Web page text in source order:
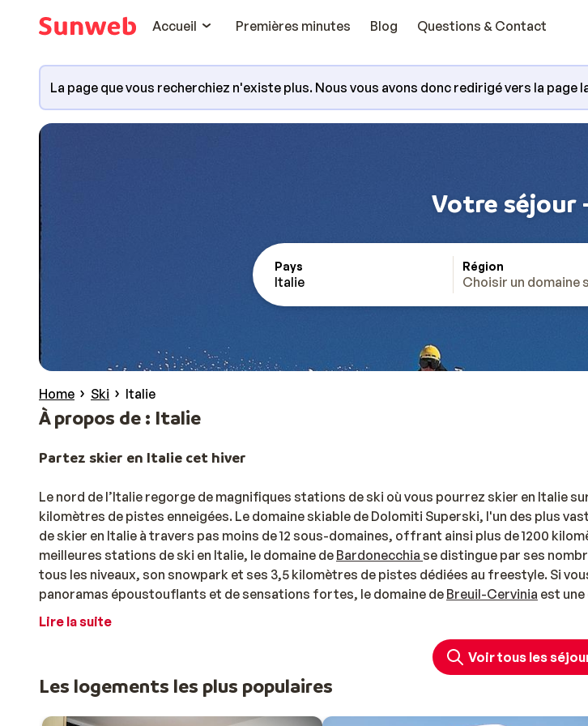
Accueil
Premières minutes Blog Questions & Contact
La page que vous recherchiez n'existe plus. Nous vous avons donc redirigé vers la page
Votre séjour
Pays
Italie
Région
Choisir un domaine
Home Ski Italie
À propos de : Italie
Partez skier en Italie cet hiver
Le nord de l’Italie regorge de magnifiques stations de ski où vous pourrez skier en Italie
kilomètres de pistes enneigées. Le domaine skiable de Dolomiti Superski, l'un des plus
de skier en Italie à travers pas moins de 12 sous-domaines, offrant ainsi plus de 1200
meilleures stations de ski en Italie, le domaine de Bardonecchia se distingue par ses
tous les niveaux, son snowpark et ses 3,5 kilomètres de pistes dédiées au freestyle. Si
panoramas époustouflants et de sensations fortes, le domaine de Breuil-Cervinia est
pour skier en Italie. Depuis la
Vacances au ski en Italie : trouvez votre hébergement à prix mini
Que vous planifiiez de skier en Italie entre amis, en
Lire la suite
Voir tous les
Les logements les plus populaires